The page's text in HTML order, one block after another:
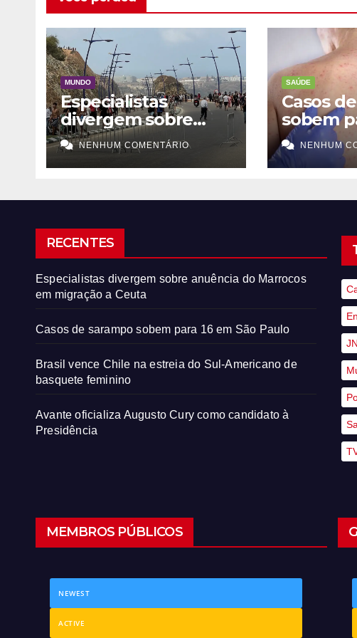
MUNDO
Especialistas
divergem sobre
anuência do
Marrocos em
migração a Ceuta
NENHUM COMENTÁRIO
SAÚDE
Casos
sobem
SãoNENHUM
RECENTES
Especialistas divergem sobre anuência do Marrocos
em migração a Ceuta
Casos de sarampo sobem para 16 em São Paulo
Brasil vence Chile na estreia do Sul-Americano de
basquete feminino
Avante oficializa Augusto Cury como candidato à
Presidência
MEMBROS PÚBLICOS
NEWEST
ACTIVE